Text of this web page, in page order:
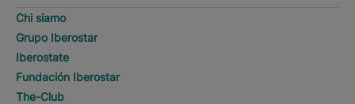
Chi siamo
Grupo Iberostar
Iberostate
Fundación Iberostar
The-Club